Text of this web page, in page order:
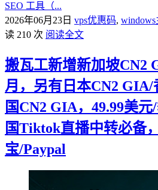
SEO 工具（...
2026年06月23日 vps优惠码,
读 210 次 阅读全文
搬瓦工新增新加坡CN2
月，另有日本CN2
国CN2 GIA，49.99美
国Tiktok直播中转必备
宝/Paypal